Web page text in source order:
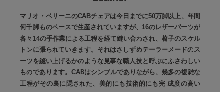
マリオ・ベリーニのCABチェアは今日までに50万脚以上、年間
何千脚ものペースで生産されていますが、16のレザーパーツが
各々14の手作業による工程を経て縫い合わされ、椅子のスケル
トンに張られていきます。それはさしずめテーラーメードのス
ーツを縫い上げるかのような見事な職人技と呼ぶにふさわしい
ものであります。CABはシンプルでありながら、幾多の複雑な
工程がその裏に隠された、美的にも技術的にも完 成度の高い